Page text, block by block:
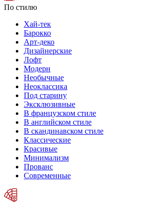
По стилю
Хай-тек
Барокко
Арт-деко
Дизайнерские
Лофт
Модерн
Необычные
Неоклассика
Под старину
Эксклюзивные
В французском стиле
В английском стиле
В скандинавском стиле
Классические
Красивые
Минимализм
Прованс
Современные